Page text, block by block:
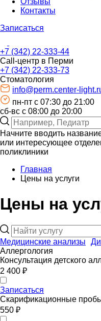
Контакты
Записаться
+7 (342) 22-333-44
Call-центр в Перми
+7 (342) 22-333-73
Стоматология
info@perm.center-
пн-пт c 07:30 до 21:00
сб-вс с 08:00 до 20:00
Начните вводить
или интересующее
поликлиники
Главная
Цены на услуги
Цены на
Медицинские анализы
Аллергология
Консультация детского
2 400 ₽
Записаться
Скарификационные
550 ₽